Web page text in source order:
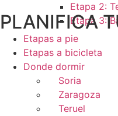
Etapa 2:
Etapa 3:
PLANIFICA
Etapas a pie
Etapas a bicicleta
Donde dormir
Soria
Zaragoza
Teruel